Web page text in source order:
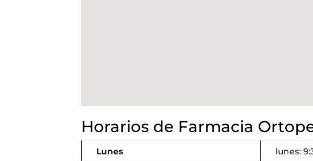
Horarios de Farmacia
Lunes
lunes: